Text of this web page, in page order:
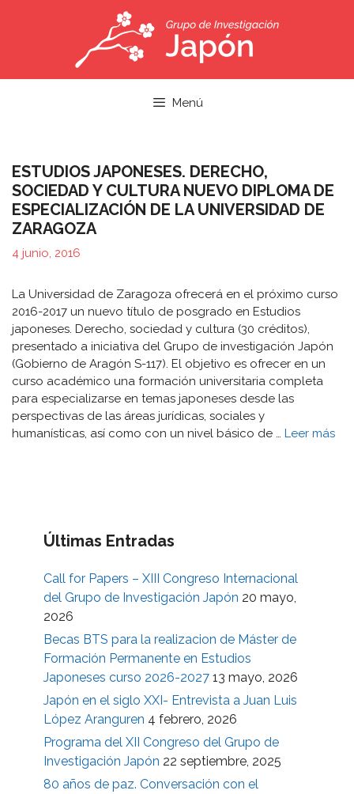
Menú
ESTUDIOS JAPONESES. DERECHO,
SOCIEDAD Y CULTURA NUEVO DIPLOMA DE
ESPECIALIZACIÓN DE LA UNIVERSIDAD DE
ZARAGOZA
4 junio, 2016
La Universidad de Zaragoza ofrecerá en el próximo curso
2016-2017 un nuevo título de posgrado en Estudios
japoneses. Derecho, sociedad y cultura (30 créditos),
presentado a iniciativa del Grupo de investigación Japón
(Gobierno de Aragón S-117). El objetivo es ofrecer en un
curso académico una formación universitaria completa
para especializarse en temas japoneses desde las
perspectivas de las áreas jurídicas, sociales y
humanísticas, así como con un nivel básico de … Leer más
Últimas Entradas
Call for Papers – XIII Congreso Internacional
del Grupo de Investigación Japón 20 mayo,
2026
Becas BTS para la realizacion de Máster de
Formación Permanente en Estudios
Japoneses curso 2026-2027 13 mayo, 2026
Japón en el siglo XXI- Entrevista a Juan Luis
López Aranguren 4 febrero, 2026
Programa del XII Congreso del Grupo de
Investigación Japón 22 septiembre, 2025
80 años de paz. Conversación con el